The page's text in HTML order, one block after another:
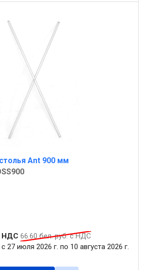
Ant 900 мм
НДС 66.60бел. руб. с НДС
27 июля 2026 г. по 10 августа 2026 г.